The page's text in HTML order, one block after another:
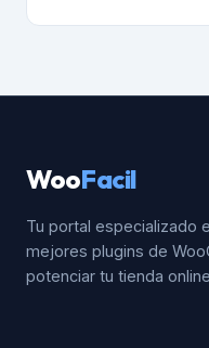
WooFacil
Tu portal especializado
mejores plugins de
potenciar tu tienda